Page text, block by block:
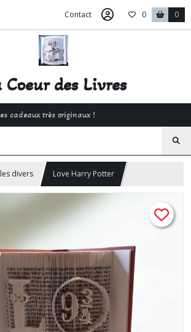
Contact 0 0
Coeur des Livres
cadeaux très originaux !
divers Love Harry Potter